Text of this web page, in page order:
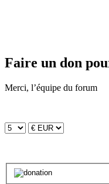
Faire un don
Merci, l’équipe du forum